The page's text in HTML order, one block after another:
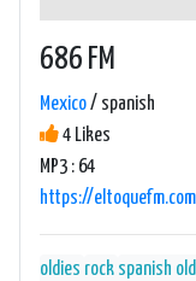
686 FM
Mexico/ spanish
4 Likes
MP3 : 64
https://
oldies rock spanish